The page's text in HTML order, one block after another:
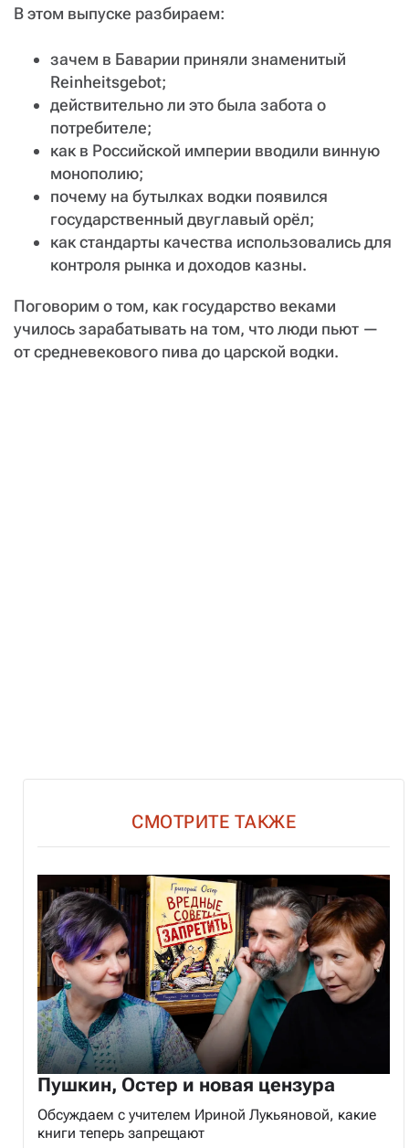
В этом выпуске разбираем:
зачем в Баварии приняли знаменитый
Reinheitsgebot;
действительно ли это была забота о
потребителе;
как в Российской империи вводили винную
монополию;
почему на бутылках водки появился
государственный двуглавый орёл;
как стандарты качества использовались для
контроля рынка и доходов казны.
Поговорим о том, как государство веками
училось зарабатывать на том, что люди пьют —
от средневекового пива до царской водки.
СМОТРИТЕ ТАКЖЕ
Пушкин, Остер и новая цензура
Обсуждаем с учителем Ириной Лукьяновой, какие
книги теперь запрещают